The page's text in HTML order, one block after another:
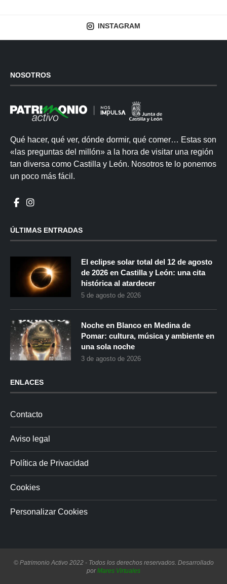
INSTAGRAM
NOSOTROS
Qué hacer, qué ver, dónde dormir, qué comer… Estas son
«las preguntas del millón» a la hora de visitar una región
tan diversa como Castilla y León. Nosotros te lo ponemos
un poco más fácil.
ÚLTIMAS ENTRADAS
El eclipse solar total del 12 de agosto
de 2026 en Castilla y León: una cita
histórica al atardecer
5 de agosto de 2026
Noche en Blanco en Medina de
Pomar: cultura, música y ambiente en
una sola noche
3 de agosto de 2026
ENLACES
Contacto
Aviso legal
Política de Privacidad
Cookies
Personalizar Cookies
© Patrimonio Activo 2022 - Todos los derechos reservados. Desarrollado
porMares Virtuales